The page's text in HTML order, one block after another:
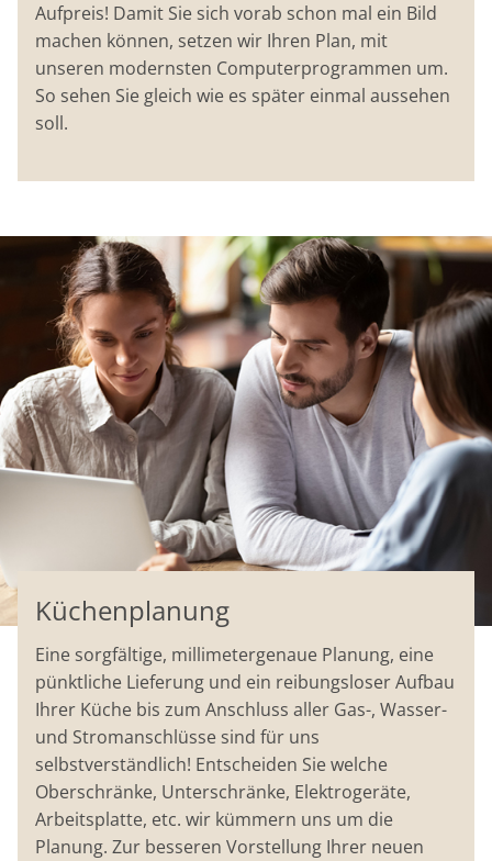
Aufpreis! Damit Sie sich vorab schon mal ein Bild
machen können, setzen wir Ihren Plan, mit
unseren modernsten Computerprogrammen um.
So sehen Sie gleich wie es später einmal aussehen
soll.
Küchenplanung
Eine sorgfältige, millimetergenaue Planung, eine
pünktliche Lieferung und ein reibungsloser Aufbau
Ihrer Küche bis zum Anschluss aller Gas-, Wasser-
und Stromanschlüsse sind für uns
selbstverständlich! Entscheiden Sie welche
Oberschränke, Unterschränke, Elektrogeräte,
Arbeitsplatte, etc. wir kümmern uns um die
Planung. Zur besseren Vorstellung Ihrer neuen